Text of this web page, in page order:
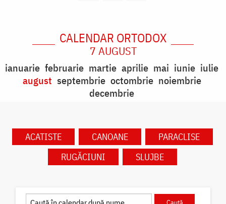
CALENDAR ORTODOX
7 AUGUST
ianuarie februarie martie aprilie mai iunie iulie
august septembrie octombrie noiembrie
decembrie
ACATISTE CANOANE
PARACLISE
RUGĂCIUNI
SLUJBE